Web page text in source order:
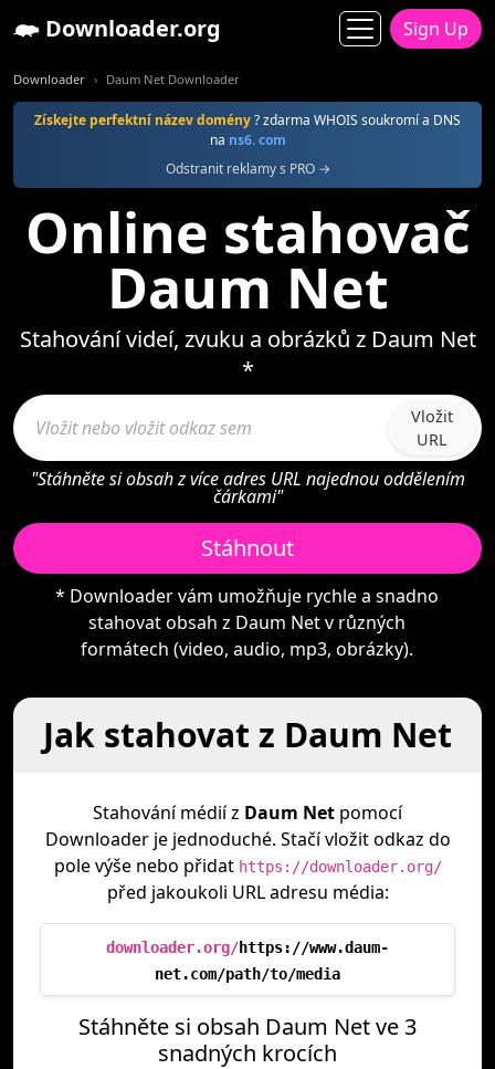
Downloader.org Sign Up
Downloader Daum Net Downloader
Získejte perfektní název domény? zdarma WHOIS soukromí a DNS
na ns6. com
Odstranit reklamy s PRO →
Online stahovač
Daum Net
Stahování videí, zvuku a obrázků z Daum Net
*
Vložit
URL
"Stáhněte si obsah z více adres URL najednou oddělením
čárkami"
Stáhnout
* Downloader vám umožňuje rychle a snadno
stahovat obsah z Daum Net v různých
formátech (video, audio, mp3, obrázky).
Jak stahovat z Daum Net
Stahování médií z Daum Net pomocí
Downloader je jednoduché. Stačí vložit odkaz do
pole výše nebo přidat https://downloader.org/
před jakoukoli URL adresu média:
downloader.org/https://www.daum-
net.com/path/to/media
Stáhněte si obsah Daum Net ve 3
snadných krocích